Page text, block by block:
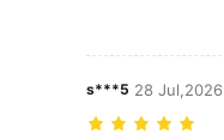
s***5 28 Jul,2026